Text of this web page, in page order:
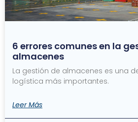
6 errores comunes en la
almacenes
La gestión de almacenes es una
logística más importantes.
Leer Más